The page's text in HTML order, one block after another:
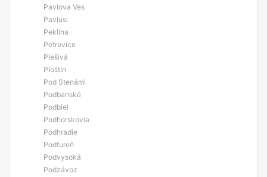
Pavlova Ves
Pavlusi
Peklina
Petrovice
Plešivá
Ploštín
Pod Stenámi
Podbanské
Podbiel
Podhorskovia
Podhradie
Podtureň
Podvysoká
Podzávoz